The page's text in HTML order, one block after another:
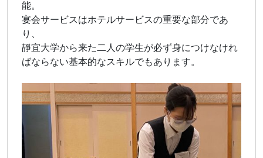
能。
宴会サービスはホテルサービスの重要な部分であ
り、
靜宜大学から来た二人の学生が必ず身につけなけれ
ばならない基本的なスキルでもあります。